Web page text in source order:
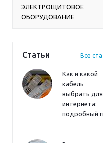
ЭЛЕКТРОЩИТОВОЕ
ОБОРУДОВАНИЕ
Статьи Все
Как и какой
кабель
выбрать для
интернета:
подробный